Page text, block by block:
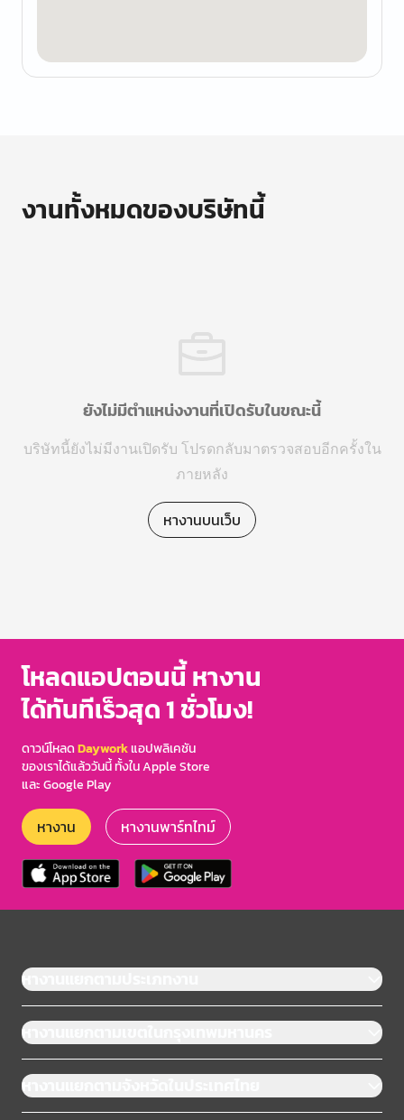
งานทั้งหมดของบริษัทนี้
ยังไม่มีตำแหน่งงานที่เปิดรับในขณะนี้
บริษัทนี้ยังไม่มีงานเปิดรับ โปรดกลับมาตรวจสอบอีกครั้งใน
ภายหลัง
หางานบนเว็บ
โหลดแอปตอนนี้ หางาน
ได้ทันทีเร็วสุด 1 ชั่วโมง!
ดาวน์โหลดDayworkแอปพลิเคชัน
ของเราได้แล้ววันนี้ ทั้งใน Apple Store
และ Google Play
หางาน หางานพาร์ทไทม์
หางานแยกตามประเภทงาน
หางานแยกตามเขตในกรุงเทพมหานคร
หางานแยกตามจังหวัดในประเทศไทย